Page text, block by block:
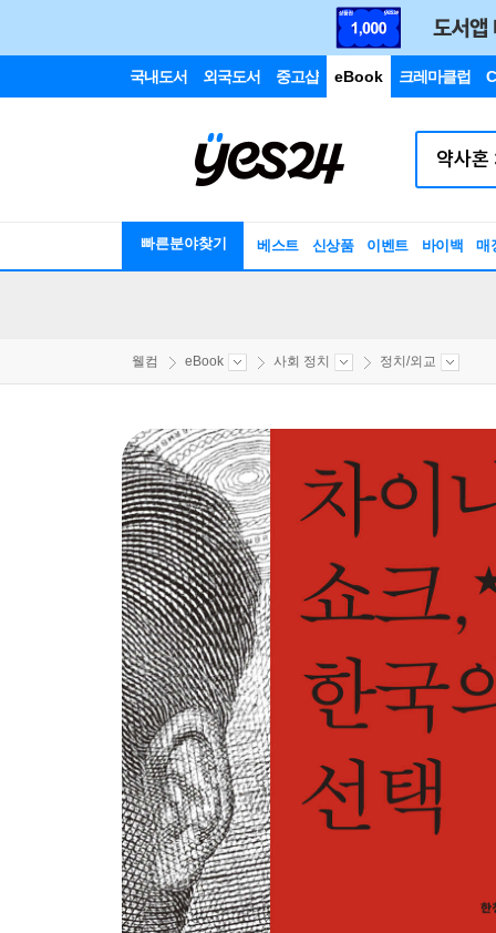
국내도서 외국도서 중고샵 eBook 크레마클럽
빠른분야찾기 베스트 신상품 이벤트 바이백 매
웰컴 eBook 사회 정치 정치/외교